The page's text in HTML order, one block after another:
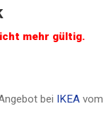
mehr gültig.
bei IKEAvom